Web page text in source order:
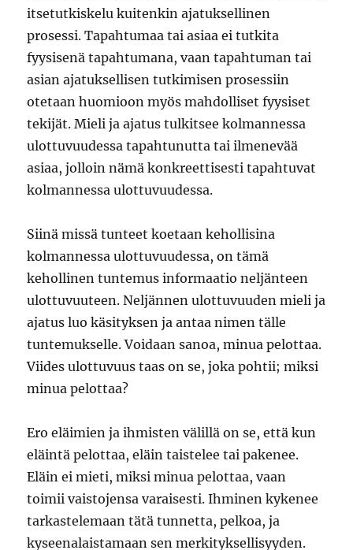
itsetutkiskelu kuitenkin ajatuksellinen
prosessi. Tapahtumaa tai asiaa ei tutkita
fyysisenä tapahtumana, vaan tapahtuman tai
asian ajatuksellisen tutkimisen prosessiin
otetaan huomioon myös mahdolliset fyysiset
tekijät. Mieli ja ajatus tulkitsee kolmannessa
ulottuvuudessa tapahtunutta tai ilmenevää
asiaa, jolloin nämä konkreettisesti tapahtuvat
kolmannessa ulottuvuudessa.
Siinä missä tunteet koetaan kehollisina
kolmannessa ulottuvuudessa, on tämä
kehollinen tuntemus informaatio neljänteen
ulottuvuuteen. Neljännen ulottuvuuden mieli ja
ajatus luo käsityksen ja antaa nimen tälle
tuntemukselle. Voidaan sanoa, minua pelottaa.
Viides ulottuvuus taas on se, joka pohtii; miksi
minua pelottaa?
Ero eläimien ja ihmisten välillä on se, että kun
eläintä pelottaa, eläin taistelee tai pakenee.
Eläin ei mieti, miksi minua pelottaa, vaan
toimii vaistojensa varaisesti. Ihminen kykenee
tarkastelemaan tätä tunnetta, pelkoa, ja
kyseenalaistamaan sen merkityksellisyyden.